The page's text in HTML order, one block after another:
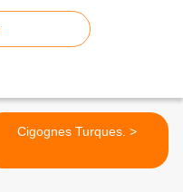
Cigognes Turques. >